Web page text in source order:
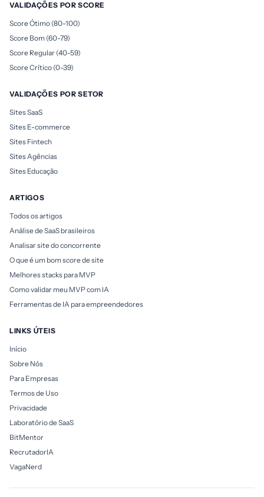
VALIDAÇÕES POR SCORE
Score Ótimo (80-100)
Score Bom (60-79)
Score Regular (40-59)
Score Crítico (0-39)
VALIDAÇÕES POR SETOR
Sites SaaS
Sites E-commerce
Sites Fintech
Sites Agências
Sites Educação
ARTIGOS
Todos os artigos
Análise de SaaS brasileiros
Analisar site do concorrente
O que é um bom score de site
Melhores stacks para MVP
Como validar meu MVP com IA
Ferramentas de IA para empreendedores
LINKS ÚTEIS
Início
Sobre Nós
Para Empresas
Termos de Uso
Privacidade
Laboratório de SaaS
BitMentor
RecrutadorIA
VagaNerd